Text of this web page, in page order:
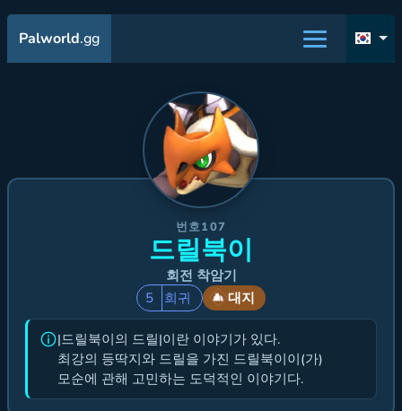
Palworld.gg
번호107
드릴북이
회전 착암기
5
희귀 대지
|드릴북이의 드릴|이란 이야기가 있다.
최강의 등딱지와 드릴을 가진 드릴북이이(가)
모순에 관해 고민하는 도덕적인 이야기다.